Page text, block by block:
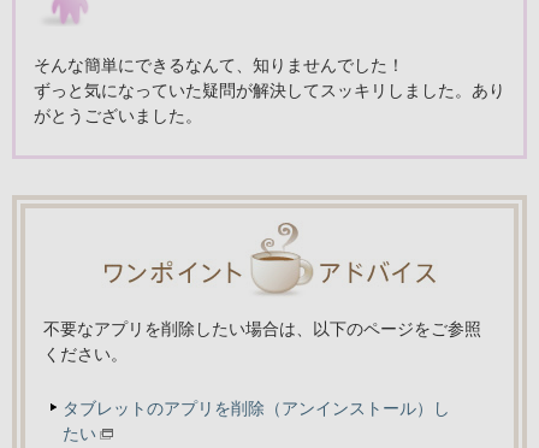
そんな簡単にできるなんて、知りませんでした！
ずっと気になっていた疑問が解決してスッキリしました。あり
がとうございました。
不要なアプリを削除したい場合は、以下のページをご参照
ください。
タブレットのアプリを削除（アンインストール）し
たい